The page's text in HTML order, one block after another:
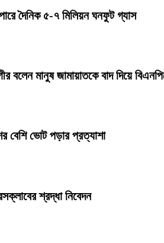
দৈনিক ৫-৭ মিলিয়ন ঘনফুট গ্যাস
মানুষ জামায়াতকে বাদ দিয়ে
বেশি ভোট পড়ার প্রত্যাশা
শ্রদ্ধা নিবেদন